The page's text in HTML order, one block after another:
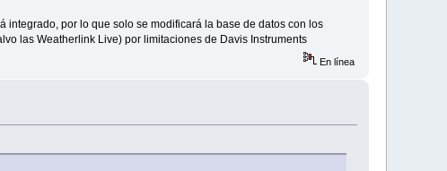
integrado, por lo que solo se modificará la base de datos con los
las Weatherlink Live) por limitaciones de Davis Instruments
En línea